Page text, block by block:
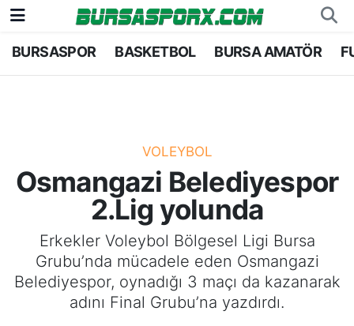
BURSASPOR BASKETBOL BURSA AMATÖR
VOLEYBOL
Osmangazi Belediyespor
2.Lig yolunda
Erkekler Voleybol Bölgesel Ligi Bursa
Grubu’nda mücadele eden Osmangazi
Belediyespor, oynadığı 3 maçı da kazanarak
adını Final Grubu’na yazdırdı.
Bursaspor
Bursa Amatör
Hentbol
Voleybol
Genel
Bursa Nöbetçi Eczaneler
Bursa Trafik Yoğunluk Haritası
TFF 1.Lig Puan Durumu ve Fikstür
Tüm Manşetler
Son Dakika Haberleri